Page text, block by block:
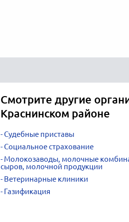
Смотрите другие
Краснинском районе
Судебные приставы
Социальное страхование
Молокозаводы, молочные
сыров, молочной продукции
Ветеринарные клиники
Газификация